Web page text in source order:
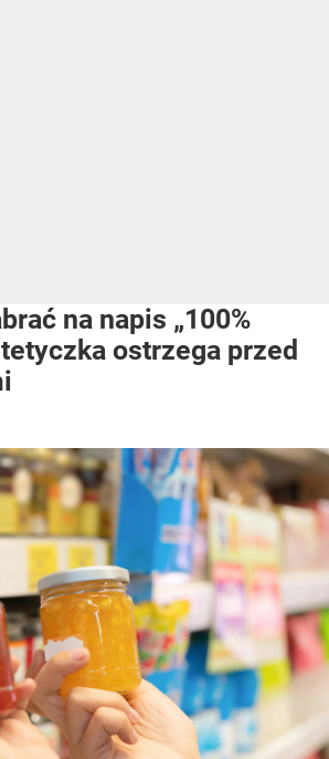
na napis „100%
ostrzega przed